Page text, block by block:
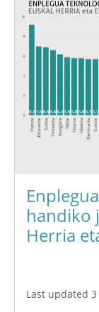
handiko
Herria
Last updated